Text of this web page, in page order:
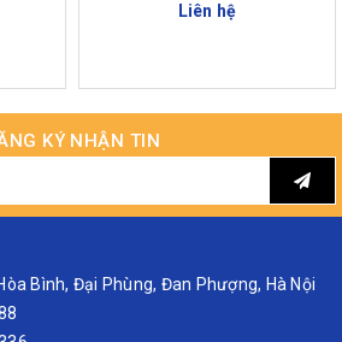
Bản
Liên hệ
KÝ NHẬN TIN
Bình, Đại Phùng, Đan Phượng, Hà Nội